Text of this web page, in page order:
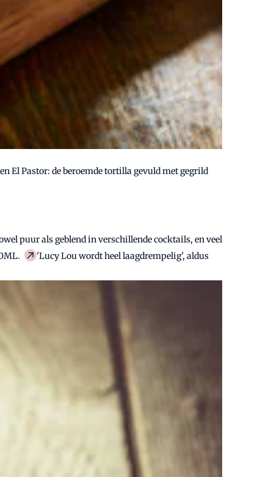
El Pastor: de beroemde tortilla gevuld met gegrild
puur als geblend in verschillende cocktails, en veel
'Lucy Lou wordt heel laagdrempelig', aldus